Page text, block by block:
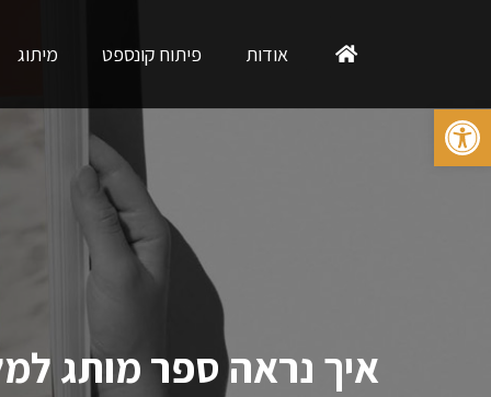
פתח סרגל נגישות
אודות פיתוח קונספט מיתוג
איך נראה ספר מותג